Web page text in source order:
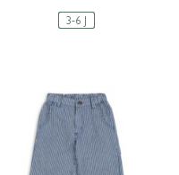
3-6 J